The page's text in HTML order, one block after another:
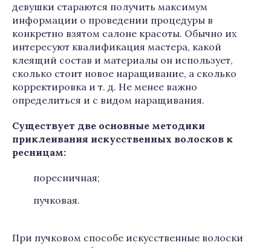
девушки стараются получить максимум
информации о проведении процедуры в
конкретно взятом салоне красоты. Обычно их
интересуют квалификация мастера, какой
клеящий состав и материалы он использует,
сколько стоит новое наращивание, а сколько
корректировка и т. д. Не менее важно
определиться и с видом наращивания.
Существует две основные методики
приклеивания искусственных волосков к
ресницам:
поресничная;
пучковая.
При пучковом способе искусственные волоски